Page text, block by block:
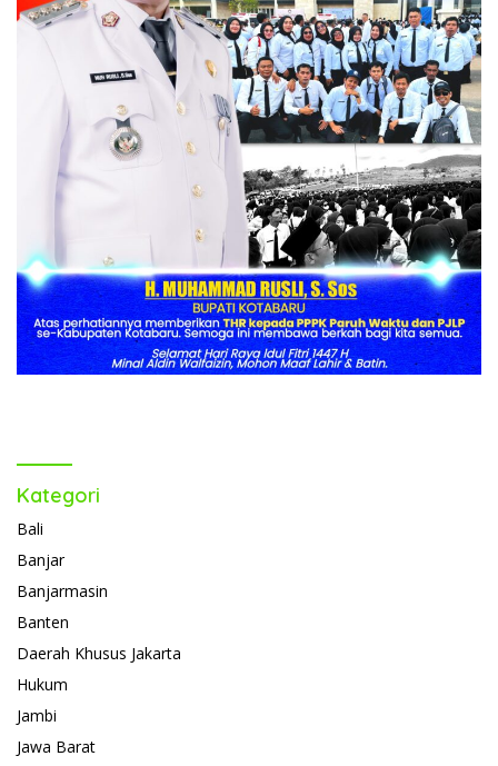
Kategori
Bali
Banjar
Banjarmasin
Banten
Daerah Khusus Jakarta
Hukum
Jambi
Jawa Barat